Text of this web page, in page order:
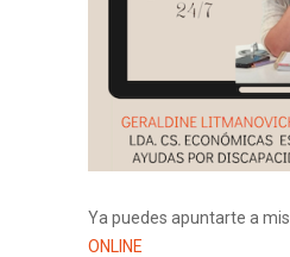
Ya puedes apuntarte a mis
ONLINE